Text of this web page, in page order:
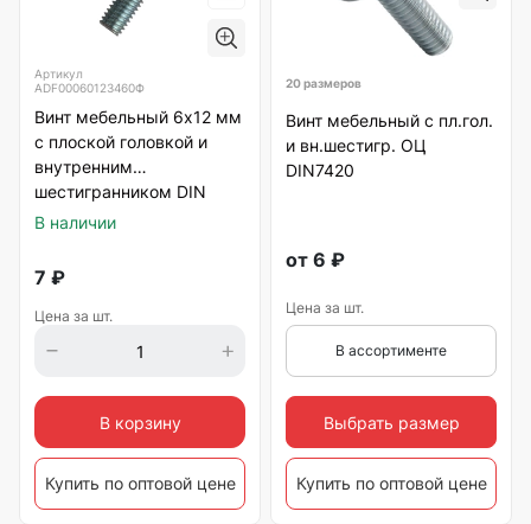
Артикул
ADF00060123460Ф
Винт мебельный 6х12 мм
с плоской головкой и
внутренним
шестигранником DIN
7420, оцинкованный
В наличии
7 ₽
Цена за шт.
В корзину
Купить по оптовой цене
20 размеров
Винт мебельный с пл.гол.
и вн.шестигр. ОЦ
DIN7420
от 6 ₽
Цена за шт.
В ассортименте
Выбрать размер
Купить по оптовой цене